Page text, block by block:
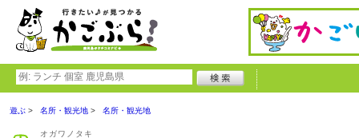
遊ぶ 名所・観光地 名所・観光地
オガワノタキ